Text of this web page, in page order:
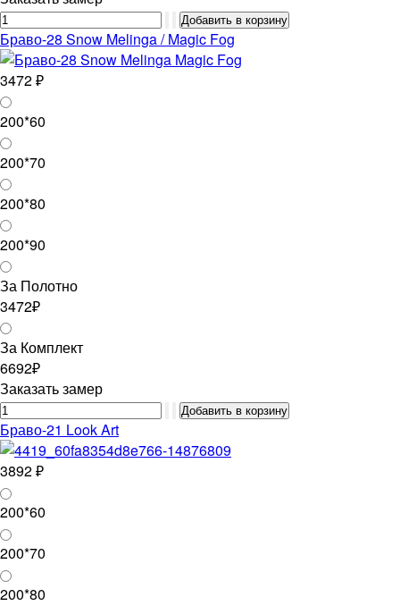
Браво-28 Snow Melinga / Magic Fog
3472 ₽
200*60
200*70
200*80
200*90
За Полотно
3472₽
За Комплект
6692₽
Заказать замер
Браво-21 Look Art
3892 ₽
200*60
200*70
200*80